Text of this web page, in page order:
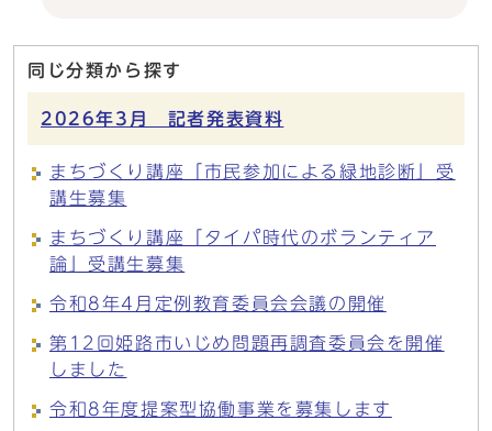
同じ分類から探す
2026年3月 記者発表資料
まちづくり講座「市民参加による緑地診断」受
講生募集
まちづくり講座「タイパ時代のボランティア
論」受講生募集
令和8年4月定例教育委員会会議の開催
第12回姫路市いじめ問題再調査委員会を開催
しました
令和8年度提案型協働事業を募集します